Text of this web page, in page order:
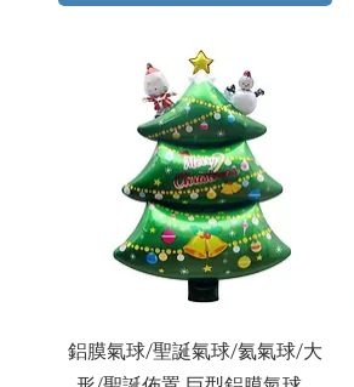
快速瀏覽
鋁膜氣球/聖誕氣球/氦氣球/大